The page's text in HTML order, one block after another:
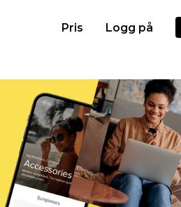
Pris Logg på